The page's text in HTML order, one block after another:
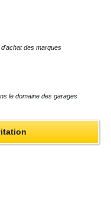
des marques
le domaine des garages